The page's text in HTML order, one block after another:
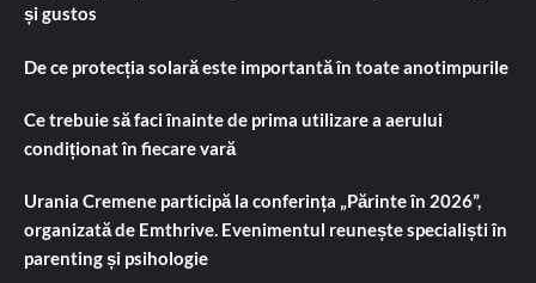
și gustos
De ce protecția solară este importantă în toate anotimpurile
Ce trebuie să faci înainte de prima utilizare a aerului
condiționat în fiecare vară
Urania Cremene participă la conferința „Părinte în 2026”,
organizată de Emthrive. Evenimentul reunește specialiști în
parenting și psihologie